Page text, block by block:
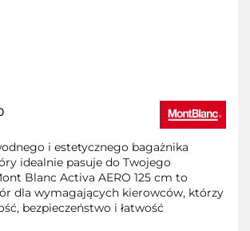
i estetycznego bagażnika
idealnie pasuje do Twojego
Blanc Activa AERO 125 cm to
dla wymagających kierowców, którzy
bezpieczeństwo i łatwość